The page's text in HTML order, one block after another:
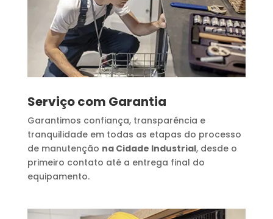
Serviço com Garantia
Garantimos confiança, transparência e
tranquilidade em todas as etapas do processo
de manutenção na Cidade Industrial, desde o
primeiro contato até a entrega final do
equipamento.